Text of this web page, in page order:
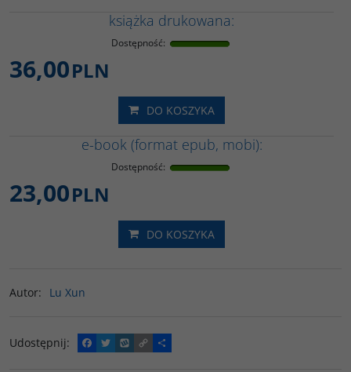
książka drukowana:
Dostępność:
36,00PLN
DO KOSZYKA
e-book (format epub, mobi):
Dostępność:
23,00PLN
DO KOSZYKA
Autor: Lu Xun
Udostępnij:
F
a
T
w
W
y
C
o
P
o